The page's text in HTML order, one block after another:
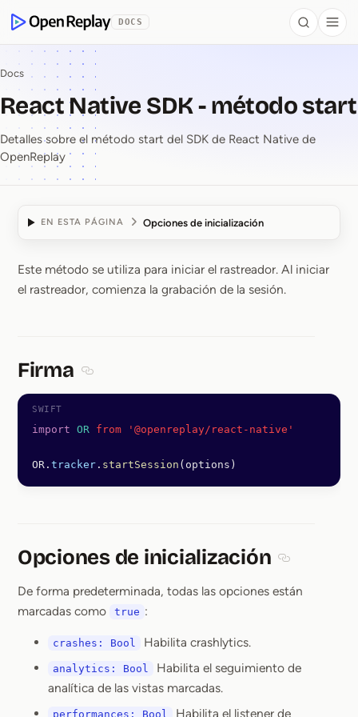
OpenReplay
DOCS Search
Docs
React Native SDK - método start
Detalles sobre el método start del SDK de React Native de
OpenReplay
EN ESTA PÁGINA Opciones de inicialización
React Native SDK ⁠-⁠
Este método se utiliza para iniciar el rastreador. Al iniciar
el rastreador, comienza la grabación de la sesión.
Firma
import OR from '@openreplay/react-native'
OR. tracker . startSession (options)
Opciones de inicialización
De forma predeterminada, todas las opciones están
marcadas como
true :
crashes: Bool Habilita crashlytics.
analytics: Bool
Habilita el seguimiento de
analítica de las vistas marcadas.
performances: Bool Habilita el listener de